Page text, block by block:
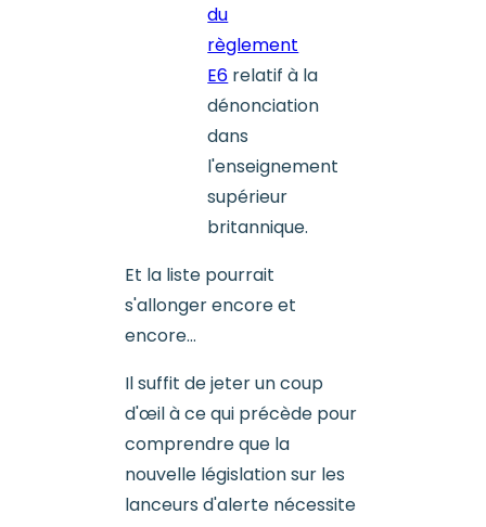
du
règlement
E6 relatif à la
dénonciation
dans
l'enseignement
supérieur
britannique.
Et la liste pourrait
s'allonger encore et
encore...
Il suffit de jeter un coup
d'œil à ce qui précède pour
comprendre que la
nouvelle législation sur les
lanceurs d'alerte nécessite